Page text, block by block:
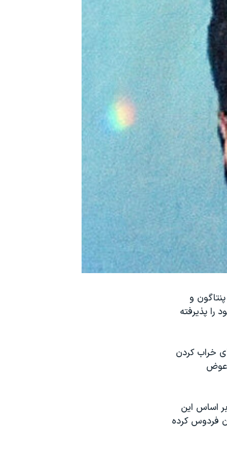
و
را پذیرفته
فردوس ۲۶ ساله، توطئه برای خراب کردن
عوض
اساس این
برای رضوان فردوس کرده